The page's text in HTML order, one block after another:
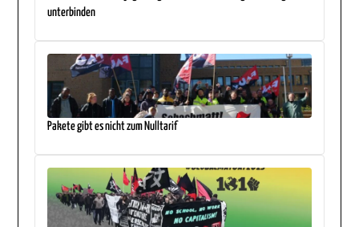
unterbinden
Pakete gibt es nicht zum Nulltarif